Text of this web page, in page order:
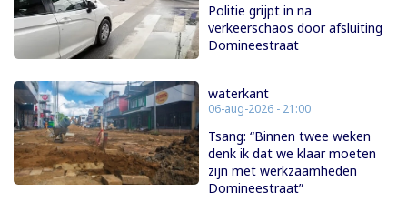
Politie grijpt in na
verkeerschaos door afsluiting
Domineestraat
waterkant
06-aug-2026 - 21:00
Tsang: “Binnen twee weken
denk ik dat we klaar moeten
zijn met werkzaamheden
Domineestraat”